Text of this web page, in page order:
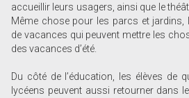
accueillir leurs usagers, ainsi que le
Même chose pour les parcs et
de vacances qui peuvent mettre les
des vacances d’été.
Du côté de l’éducation, les élèves de
lycéens peuvent aussi retourner dans